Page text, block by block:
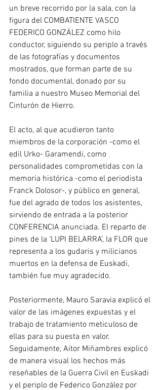
un breve recorrido por la sala, con la
figura del COMBATIENTE VASCO
FEDERICO GONZÁLEZ como hilo
conductor, siguiendo su periplo a través
de las fotografías y documentos
mostrados, que forman parte de su
fondo documental, donado por su
familia a nuestro Museo Memorial del
Cinturón de Hierro.
El acto, al que acudieron tanto
miembros de la corporación -como el
edil Urko- Garamendi, como
personalidades comprometidas con la
memoria histórica -como el periodista
Franck Dolosor-, y público en general,
fue del agrado de todos los asistentes,
sirviendo de entrada a la posterior
CONFERENCIA anunciada. El reparto de
pines de la ‘LUPI BELARRA’, la FLOR que
representa a los gudaris y milicianos
muertos en la defensa de Euskadi,
también fue muy agradecido.
Posteriormente, Mauro Saravia explicó el
valor de las imágenes expuestas y el
trabajo de tratamiento meticuloso de
ellas para su puesta en valor.
Seguidamente, Aitor Miñambres explicó
de manera visual los hechos más
reseñables de la Guerra Civil en Euskadi
y el periplo de Federico González por